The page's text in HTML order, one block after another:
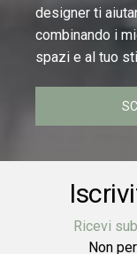
designer ti
combinando i
spazi e al tuo
Ricevi
Non